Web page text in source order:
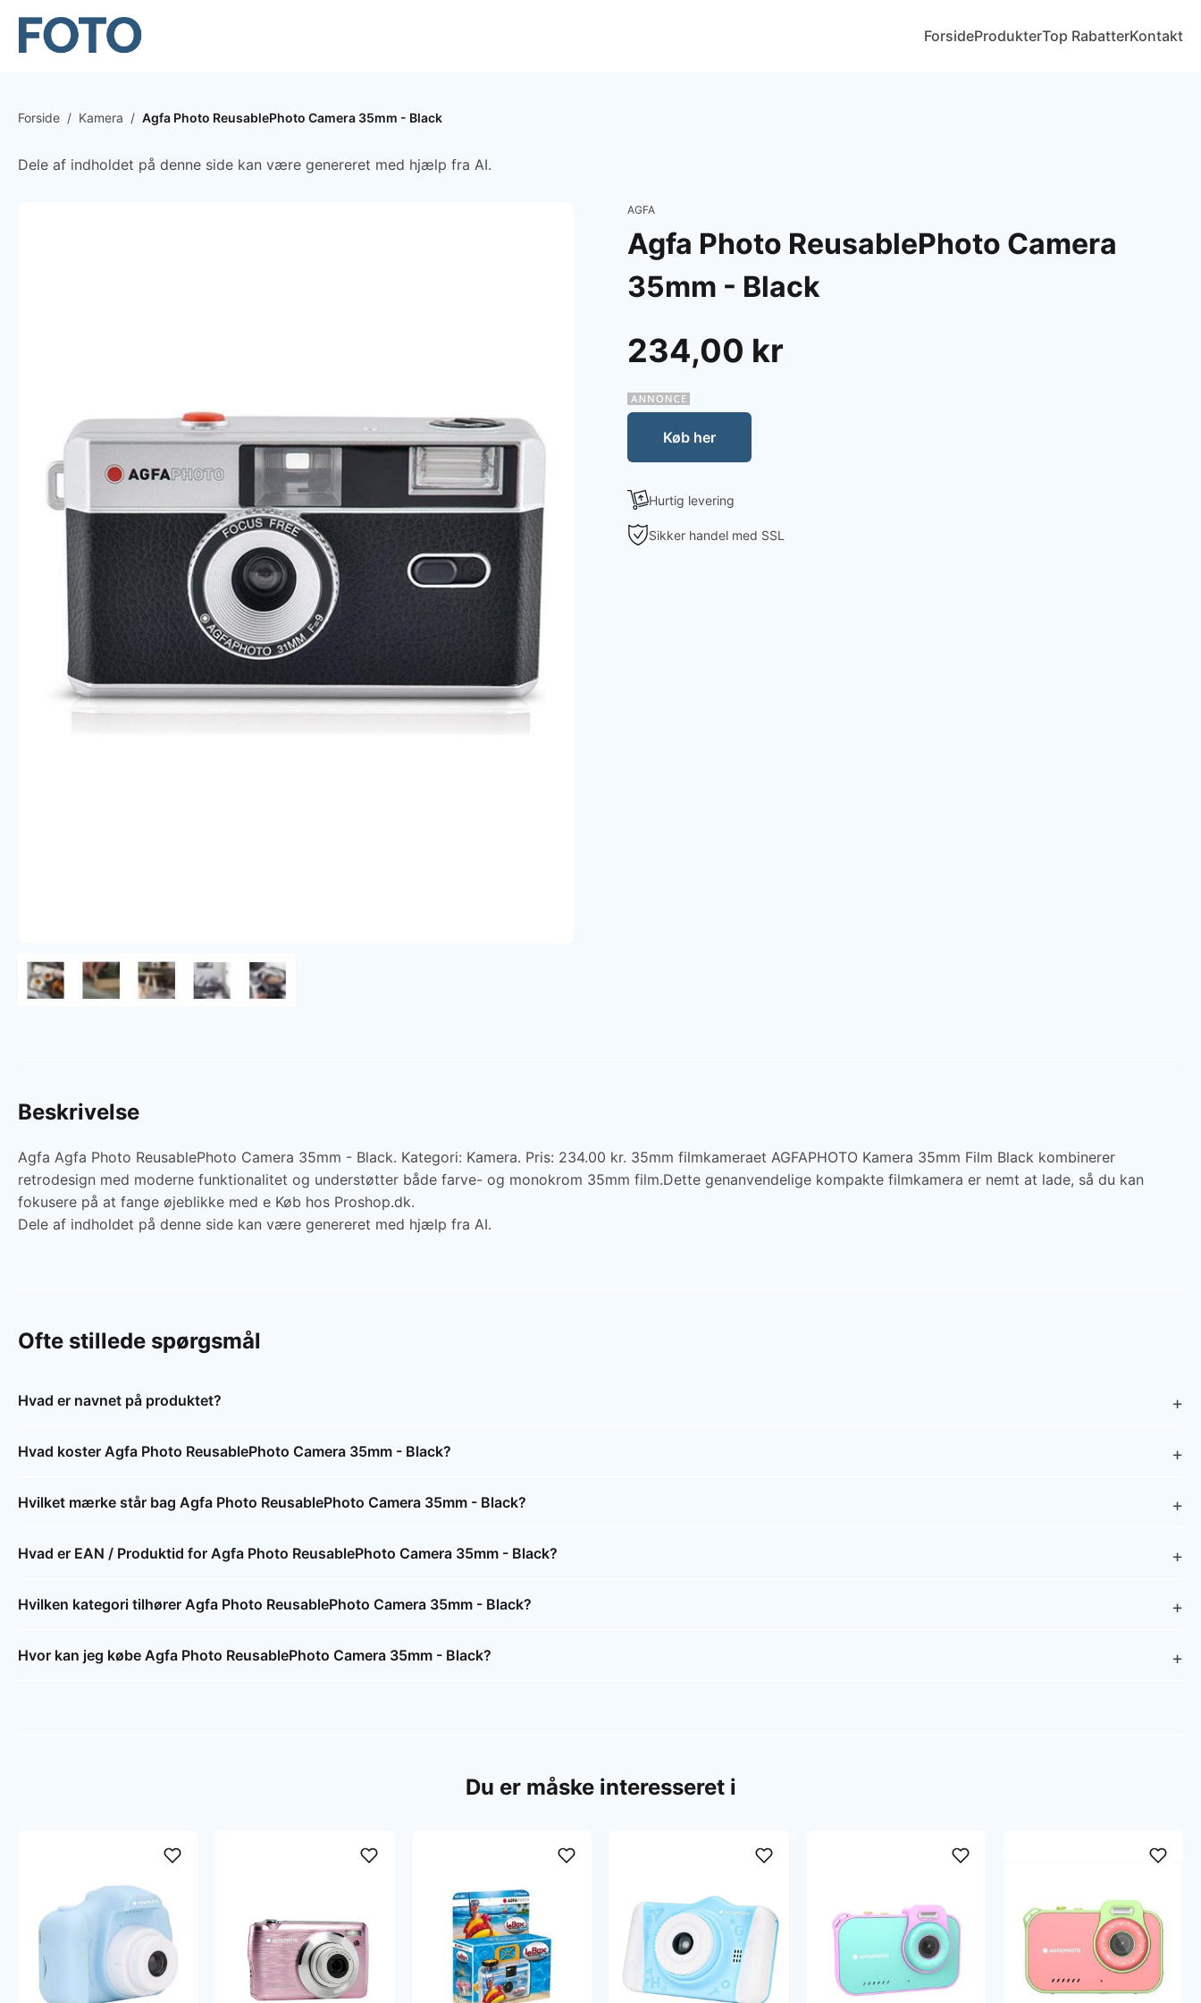
ForsideProdukterTop RabatterKontakt
Forside / Kamera / Agfa Photo ReusablePhoto Camera 35mm - Black
Dele af indholdet på denne side kan være genereret med hjælp fra AI.
AGFA
Agfa Photo ReusablePhoto Camera
35mm - Black
234,00 kr
Køb her
Hurtig levering
Sikker handel med SSL
Beskrivelse
Agfa Agfa Photo ReusablePhoto Camera 35mm - Black. Kategori: Kamera. Pris: 234.00 kr. 35mm filmkameraet AGFAPHOTO Kamera 35mm Film Black kombinerer
retrodesign med moderne funktionalitet og understøtter både farve- og monokrom 35mm film.Dette genanvendelige kompakte filmkamera er nemt at lade, så du kan
fokusere på at fange øjeblikke med e Køb hos Proshop.dk.
Dele af indholdet på denne side kan være genereret med hjælp fra AI.
Ofte stillede spørgsmål
Hvad er navnet på produktet?
Hvad koster Agfa Photo ReusablePhoto Camera 35mm - Black?
Hvilket mærke står bag Agfa Photo ReusablePhoto Camera 35mm - Black?
Hvad er EAN / Produktid for Agfa Photo ReusablePhoto Camera 35mm - Black?
Hvilken kategori tilhører Agfa Photo ReusablePhoto Camera 35mm - Black?
Hvor kan jeg købe Agfa Photo ReusablePhoto Camera 35mm - Black?
Du er måske interesseret i